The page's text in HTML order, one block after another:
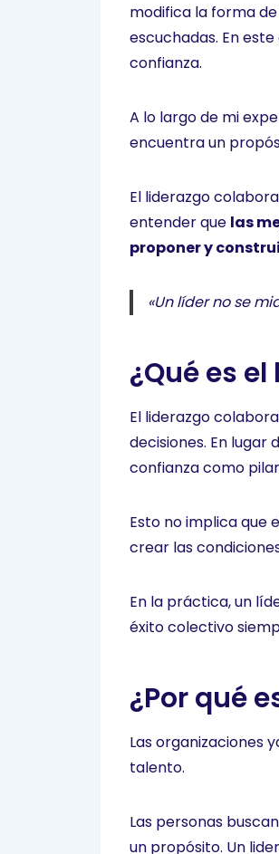
modifica la forma
escuchadas. En
confianza.
A lo largo de mi
encuentra un
El liderazgo
entender que las
proponer y
«Un líder no se
¿Qué es
El liderazgo
decisiones. En
confianza como
Esto no implica que
crear las
En la práctica, un
éxito colectivo
¿Por qué
Las organizaciones
talento.
Las personas
un propósito. Un